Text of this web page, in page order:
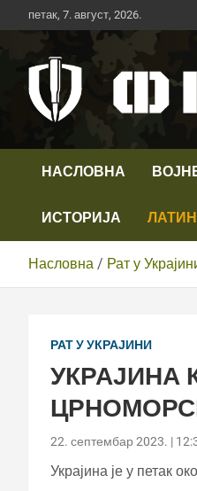
Скип
то
петак, 7. август, 2026.
НАСЛОВНА
ИСТОРИЈА
Насловна Рат у
РАТ У УКРАЈИНИ
УКРАЈИНА
22. септембар 2023. |
Украјина је у петак